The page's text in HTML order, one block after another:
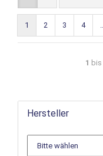
1 2 3 4
1 bis
Hersteller